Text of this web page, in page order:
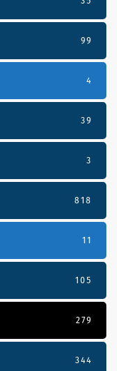
99
4
39
3
818
11
105
279
344